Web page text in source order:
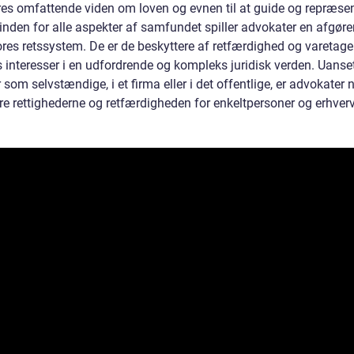
omfattende viden om loven og evnen til at guide og
for alle aspekter af samfundet spiller advokater en
retssystem. De er de beskyttere af retfærdighed og
interesser i en udfordrende og kompleks juridisk verden.
som selvstændige, i et firma eller i det offentlige, er advokater
rettighederne og retfærdigheden for enkeltpersoner og